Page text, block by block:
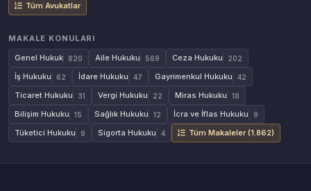
Tüm Avukatlar
MAKALE KONULARI
Genel Hukuk
820 Aile Hukuku 569 Ceza Hukuku 202
İş Hukuku 62 İdare Hukuku 47 Gayrimenkul Hukuku 42
Ticaret Hukuku 31 Vergi Hukuku 22 Miras Hukuku 18
Bilişim Hukuku 15 Sağlık Hukuku 12 İcra ve İflas Hukuku 9
Tüketici Hukuku 9 Sigorta Hukuku 4 Tüm Makaleler (1.862)